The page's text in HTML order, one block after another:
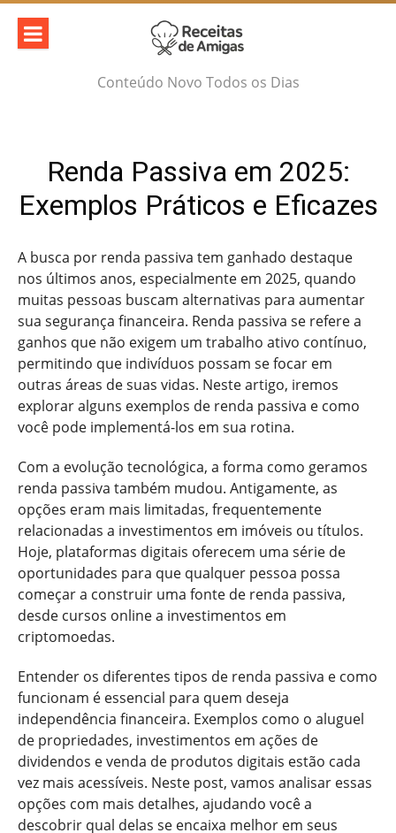
Skip
content
Conteúdo Novo Todos os Dias
Renda Passiva em 2025:
Exemplos Práticos e Eficazes
A busca por renda passiva tem ganhado destaque
nos últimos anos, especialmente em 2025, quando
muitas pessoas buscam alternativas para aumentar
sua segurança financeira. Renda passiva se refere a
ganhos que não exigem um trabalho ativo contínuo,
permitindo que indivíduos possam se focar em
outras áreas de suas vidas. Neste artigo, iremos
explorar alguns exemplos de renda passiva e como
você pode implementá-los em sua rotina.
Com a evolução tecnológica, a forma como geramos
renda passiva também mudou. Antigamente, as
opções eram mais limitadas, frequentemente
relacionadas a investimentos em imóveis ou títulos.
Hoje, plataformas digitais oferecem uma série de
oportunidades para que qualquer pessoa possa
começar a construir uma fonte de renda passiva,
desde cursos online a investimentos em
criptomoedas.
Entender os diferentes tipos de renda passiva e como
funcionam é essencial para quem deseja
independência financeira. Exemplos como o aluguel
de propriedades, investimentos em ações de
dividendos e venda de produtos digitais estão cada
vez mais acessíveis. Neste post, vamos analisar essas
opções com mais detalhes, ajudando você a
descobrir qual delas se encaixa melhor em seus